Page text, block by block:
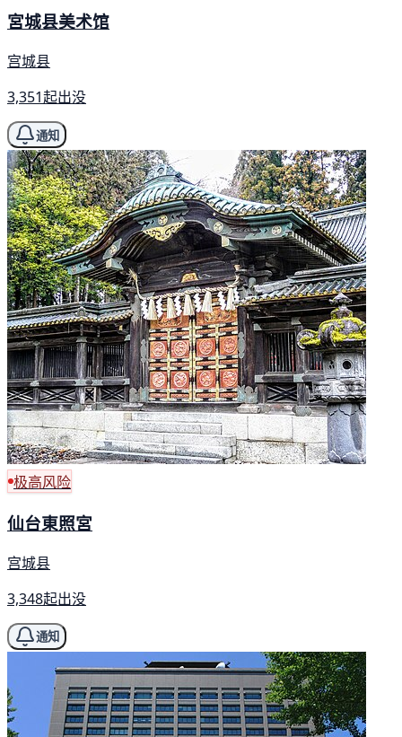
宮城县美术馆
宫城县
3,351起出没
通知
极高风险
仙台東照宮
宫城县
3,348起出没
通知